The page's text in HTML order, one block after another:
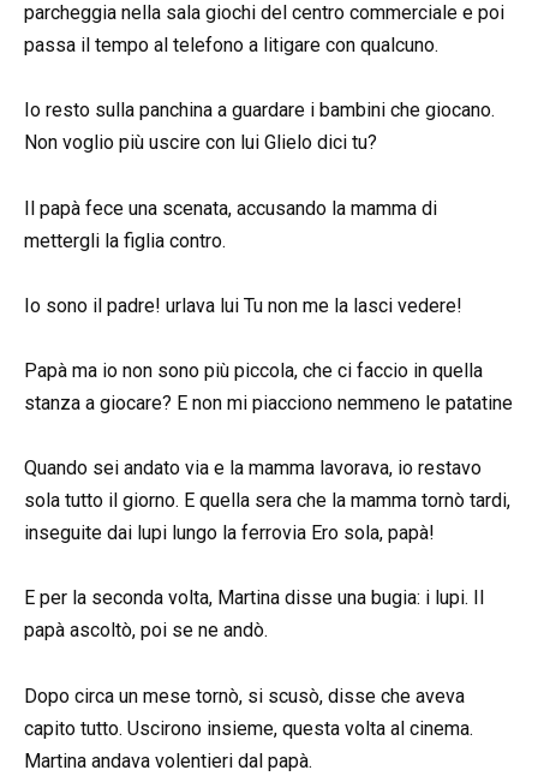
parcheggia nella sala giochi del centro commerciale e poi
passa il tempo al telefono a litigare con qualcuno.
Io resto sulla panchina a guardare i bambini che giocano.
Non voglio più uscire con lui Glielo dici tu?
Il papà fece una scenata, accusando la mamma di
mettergli la figlia contro.
Io sono il padre! urlava lui Tu non me la lasci vedere!
Papà ma io non sono più piccola, che ci faccio in quella
stanza a giocare? E non mi piacciono nemmeno le patatine
Quando sei andato via e la mamma lavorava, io restavo
sola tutto il giorno. E quella sera che la mamma tornò tardi,
inseguite dai lupi lungo la ferrovia Ero sola, papà!
E per la seconda volta, Martina disse una bugia: i lupi. Il
papà ascoltò, poi se ne andò.
Dopo circa un mese tornò, si scusò, disse che aveva
capito tutto. Uscirono insieme, questa volta al cinema.
Martina andava volentieri dal papà.